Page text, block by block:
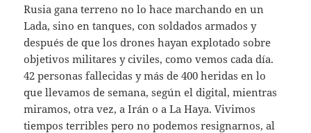
Rusia gana terreno no lo hace marchando en un
Lada, sino en tanques, con soldados armados y
después de que los drones hayan explotado sobre
objetivos militares y civiles, como vemos cada día.
42 personas fallecidas y más de 400 heridas en lo
que llevamos de semana, según el digital, mientras
miramos, otra vez, a Irán o a La Haya. Vivimos
tiempos terribles pero no podemos resignarnos, al